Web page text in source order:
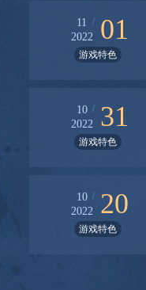
11
2022
01
/
游戏特色
10
2022
31
/
游戏特色
10
2022
20
/
游戏特色